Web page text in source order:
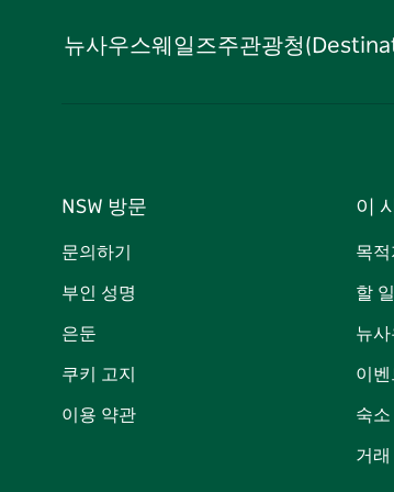
뉴사우스웨일즈주관광청
NSW 방문
문의하기
부인 성명
은둔
쿠키 고지
이용 약관
이
목적
할 일
뉴
이벤
숙소
거래